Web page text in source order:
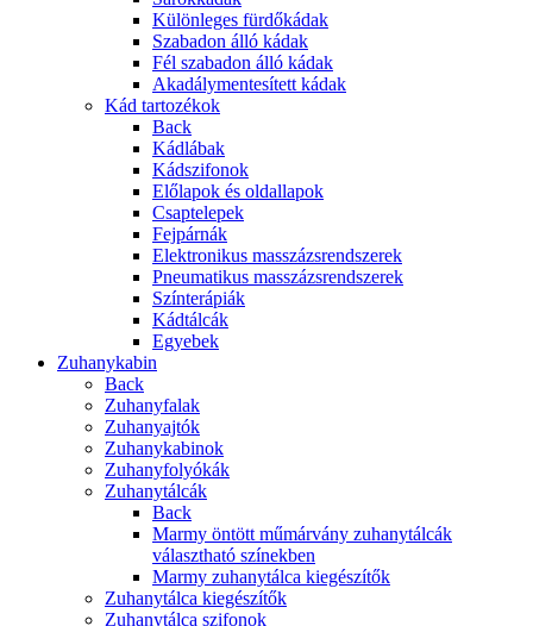
Különleges fürdőkádak
Szabadon álló kádak
Fél szabadon álló kádak
Akadálymentesített kádak
Kád tartozékok
Back
Kádlábak
Kádszifonok
Előlapok és oldallapok
Csaptelepek
Fejpárnák
Elektronikus masszázsrendszerek
Pneumatikus masszázsrendszerek
Színterápiák
Kádtálcák
Egyebek
Zuhanykabin
Back
Zuhanyfalak
Zuhanyajtók
Zuhanykabinok
Zuhanyfolyókák
Zuhanytálcák
Back
Marmy öntött műmárvány zuhanytálcák
választható színekben
Marmy zuhanytálca kiegészítők
Zuhanytálca kiegészítők
Zuhanytálca szifonok